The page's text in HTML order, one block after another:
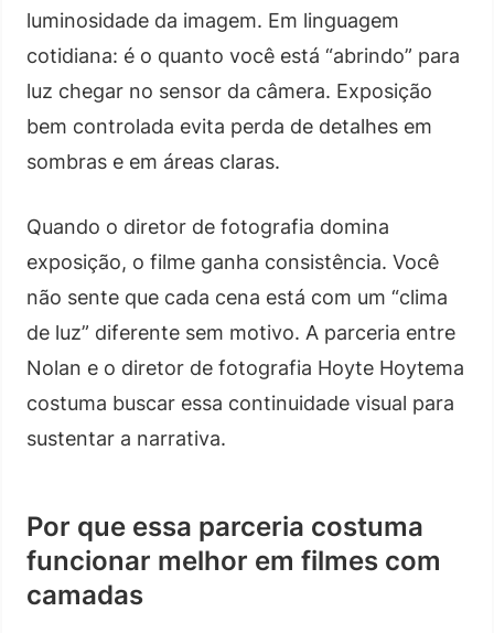
luminosidade da imagem. Em linguagem
cotidiana: é o quanto você está “abrindo” para
luz chegar no sensor da câmera. Exposição
bem controlada evita perda de detalhes em
sombras e em áreas claras.
Quando o diretor de fotografia domina
exposição, o filme ganha consistência. Você
não sente que cada cena está com um “clima
de luz” diferente sem motivo. A parceria entre
Nolan e o diretor de fotografia Hoyte Hoytema
costuma buscar essa continuidade visual para
sustentar a narrativa.
Por que essa parceria costuma
funcionar melhor em filmes com
camadas